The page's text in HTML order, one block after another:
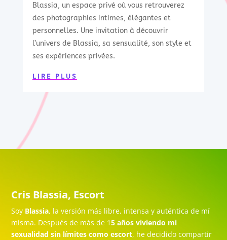
Blassia, un espace privé où vous retrouverez
des photographies intimes, élégantes et
personnelles. Une invitation à découvrir
l’univers de Blassia, sa sensualité, son style et
ses expériences privées.
LIRE PLUS
Cris Blassia, Escort
Soy Blassia, la versión más libre, intensa y auténtica de mí
misma. Después de más de 15 años viviendo mi
sexualidad sin límites como escort, he decidido compartir